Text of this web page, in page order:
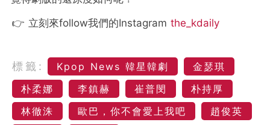
👉 立刻來follow我們的Instagram the_kdaily
標籤: Kpop News 韓星韓劇
金瑟琪
朴柔娜
李鎮赫 崔普閔
朴持厚
林徹洙
歐巴，你不會愛上我吧
趙俊英